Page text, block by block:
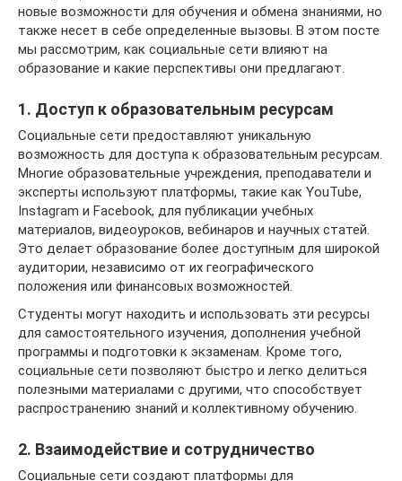
новые возможности для обучения и обмена знаниями, но
также несет в себе определенные вызовы. В этом посте
мы рассмотрим, как социальные сети влияют на
образование и какие перспективы они предлагают.
1. Доступ к образовательным ресурсам
Социальные сети предоставляют уникальную
возможность для доступа к образовательным ресурсам.
Многие образовательные учреждения, преподаватели и
эксперты используют платформы, такие как YouTube,
Instagram и Facebook, для публикации учебных
материалов, видеоуроков, вебинаров и научных статей.
Это делает образование более доступным для широкой
аудитории, независимо от их географического
положения или финансовых возможностей.
Студенты могут находить и использовать эти ресурсы
для самостоятельного изучения, дополнения учебной
программы и подготовки к экзаменам. Кроме того,
социальные сети позволяют быстро и легко делиться
полезными материалами с другими, что способствует
распространению знаний и коллективному обучению.
2. Взаимодействие и сотрудничество
Социальные сети создают платформы для